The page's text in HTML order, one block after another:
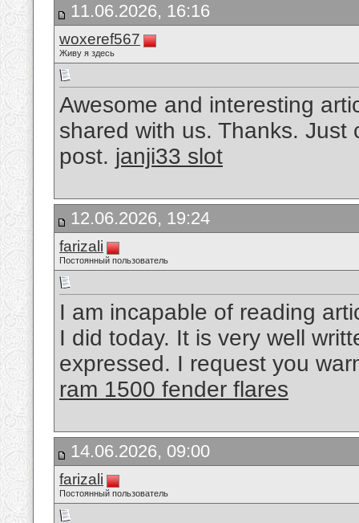
11.06.2026, 16:16
woxeref567
Живу я здесь
Awesome and interesting
shared with us. Thanks.
post. janji33 slot
12.06.2026, 19:24
farizali
Постоянный пользователь
I am incapable of reading
I did today. It is very well
expressed. I request you
ram 1500 fender flares
14.06.2026, 09:00
farizali
Постоянный пользователь